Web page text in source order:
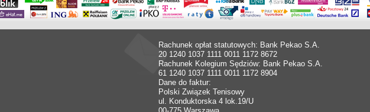
Rachunek opłat statutowych: Bank Pekao S.A.
20 1240 1037 1111 0011 1172 8672
Rachunek Kolegium Sędziów: Bank Pekao S.A.
61 1240 1037 1111 0011 1172 8904
Dane do faktur:
Polski Związek Tenisowy
ul. Konduktorska 4 lok.19/U